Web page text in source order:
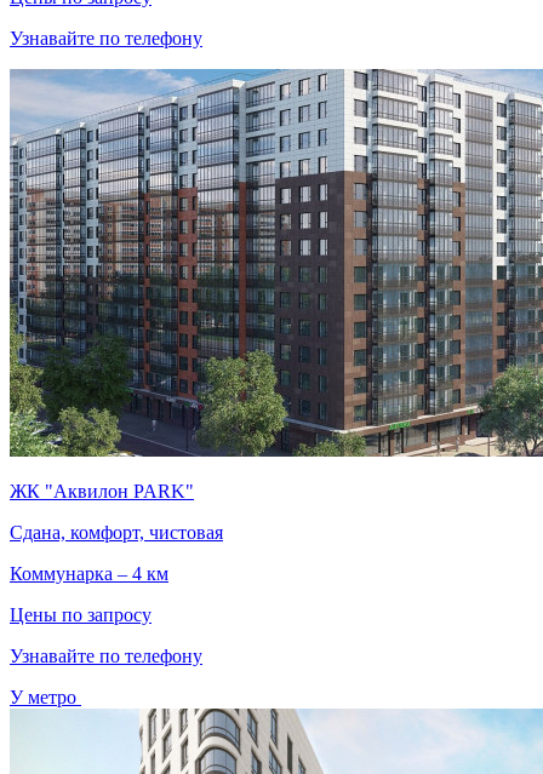
Узнавайте по телефону
ЖК "Аквилон PARK"
Сдана, комфорт, чистовая
Коммунарка – 4 км
Цены по запросу
Узнавайте по телефону
У метро